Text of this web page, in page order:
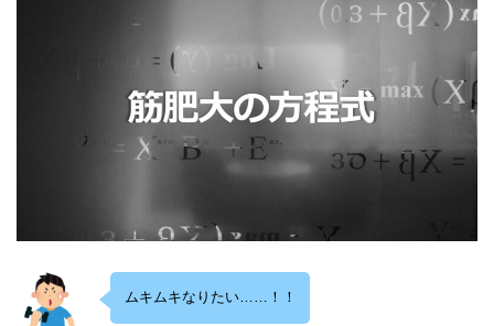
ムキムキなりたい……！！